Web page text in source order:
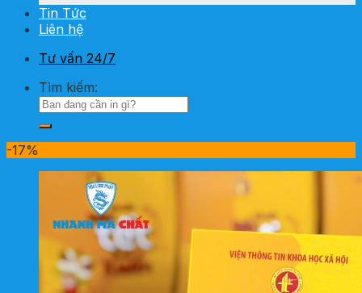
Tin Tức
Liên hệ
Tư vấn 24/7
Tìm kiếm:
-17%